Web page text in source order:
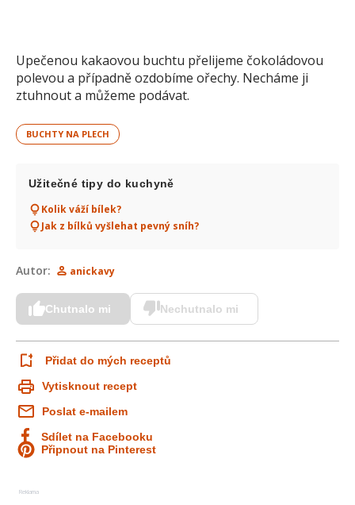
Upečenou kakaovou buchtu přelijeme čokoládovou
polevou a případně ozdobíme ořechy. Necháme ji
ztuhnout a můžeme podávat.
BUCHTY NA PLECH
Užitečné tipy do kuchyně
Kolik váží bílek?
Jak z bílků vyšlehat pevný sníh?
Autor: anickavy
Chutnalo mi Nechutnalo mi
Přidat do mých receptů
Vytisknout recept
Poslat e-mailem
Sdílet na Facebooku
Připnout na Pinterest
Reklama